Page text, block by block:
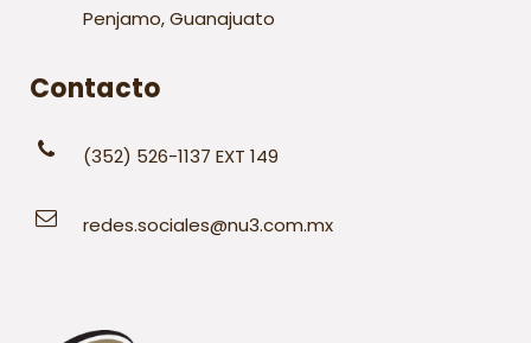
Penjamo, Guanajuato
Contacto
(352) 526-1137 EXT 149
redes.sociales@nu3.com.mx